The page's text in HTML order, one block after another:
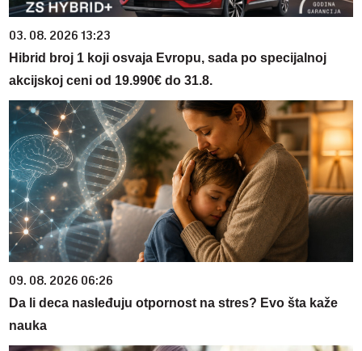
03. 08. 2026 13:23
Hibrid broj 1 koji osvaja Evropu, sada po specijalnoj
akcijskoj ceni od 19.990€ do 31.8.
09. 08. 2026 06:26
Da li deca nasleđuju otpornost na stres? Evo šta kaže
nauka